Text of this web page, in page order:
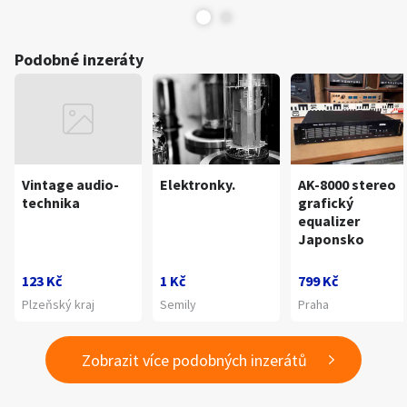
Podobné inzeráty
Vintage audio-
technika
123 Kč
Plzeňský kraj
Elektronky.
1 Kč
Semily
AK-8000 stereo
grafický
equalizer
Japonsko
799 Kč
Praha
Zobrazit více podobných inzerátů